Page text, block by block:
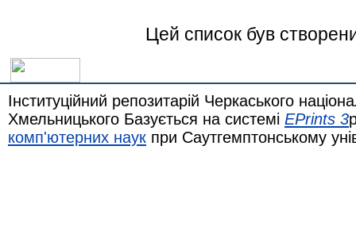
Цей список був
Інституційний репозитарій Черкаського
Хмельницького Базується на системі EPrints 3
комп'ютерних наук при Саутгемптонському